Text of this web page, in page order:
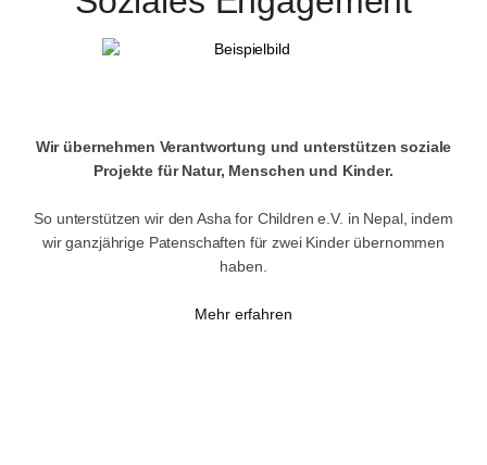
Wir übernehmen Verantwortung und unterstützen soziale
Projekte für Natur, Menschen und Kinder.
So unterstützen wir den Asha for Children e.V. in Nepal, indem
wir ganzjährige Patenschaften für zwei Kinder übernommen
haben.
Mehr erfahren